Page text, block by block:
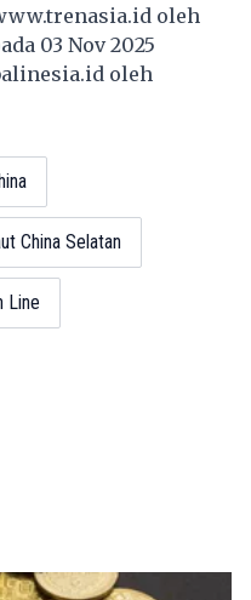
oleh
03 Nov 2025
oleh
China Selatan
Line